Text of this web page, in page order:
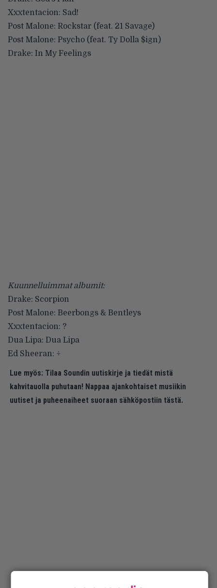
Xxxtentacion: Sad!
Post Malone: Rockstar (feat. 21 Savage)
Post Malone: Psycho (feat. Ty Dolla $ign)
Drake: In My Feelings
Kuunnelluimmat albumit:
Drake: Scorpion
Post Malone: Beerbongs & Bentleys
Xxxtentacion: ?
Dua Lipa: Dua Lipa
Ed Sheeran: ÷
Lue myös: Tilaa Soundin uutiskirje ja tiedät mistä
kahvitauolla puhutaan! Nappaa ajankohtaiset musiikin
uutiset ja puheenaiheet suoraan sähköpostiin tästä.